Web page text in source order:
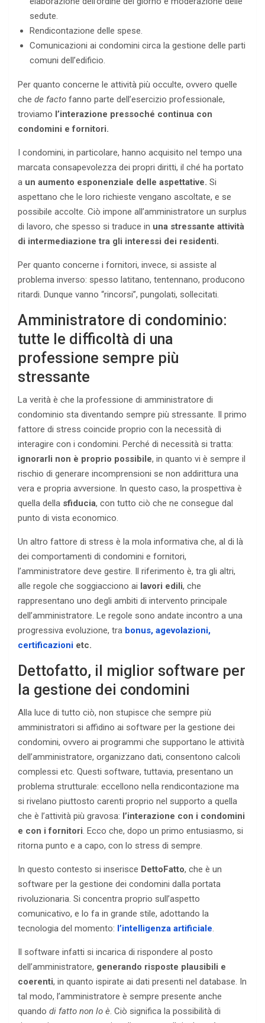
sedute.
Rendicontazione delle spese.
Comunicazioni ai condomini circa la gestione delle parti
comuni dell’edificio.
Per quanto concerne le attività più occulte, ovvero quelle
che de facto fanno parte dell’esercizio professionale,
troviamo l’interazione pressoché continua con
condomini e fornitori.
I condomini, in particolare, hanno acquisito nel tempo una
marcata consapevolezza dei propri diritti, il ché ha portato
a un aumento esponenziale delle aspettative. Si
aspettano che le loro richieste vengano ascoltate, e se
possibile accolte. Ciò impone all’amministratore un surplus
di lavoro, che spesso si traduce in una stressante attività
di intermediazione tra gli interessi dei residenti.
Per quanto concerne i fornitori, invece, si assiste al
problema inverso: spesso latitano, tentennano, producono
ritardi. Dunque vanno “rincorsi”, pungolati, sollecitati.
Amministratore di condominio:
tutte le difficoltà di una
professione sempre più
stressante
La verità è che la professione di amministratore di
condominio sta diventando sempre più stressante. Il primo
fattore di stress coincide proprio con la necessità di
interagire con i condomini. Perché di necessità si tratta:
ignorarli non è proprio possibile, in quanto vi è sempre il
rischio di generare incomprensioni se non addirittura una
vera e propria avversione. In questo caso, la prospettiva è
quella della sfiducia, con tutto ciò che ne consegue dal
punto di vista economico.
Un altro fattore di stress è la mola informativa che, al di là
dei comportamenti di condomini e fornitori,
l’amministratore deve gestire. Il riferimento è, tra gli altri,
alle regole che soggiacciono ai lavori edili, che
rappresentano uno degli ambiti di intervento principale
dell’amministratore. Le regole sono andate incontro a una
progressiva evoluzione, tra bonus, agevolazioni,
certificazioni etc.
Dettofatto, il miglior software per
la gestione dei condomini
Alla luce di tutto ciò, non stupisce che sempre più
amministratori si affidino ai software per la gestione dei
condomini, ovvero ai programmi che supportano le attività
dell’amministratore, organizzano dati, consentono calcoli
complessi etc. Questi software, tuttavia, presentano un
problema strutturale: eccellono nella rendicontazione ma
si rivelano piuttosto carenti proprio nel supporto a quella
che è l’attività più gravosa: l’interazione con i condomini
e con i fornitori. Ecco che, dopo un primo entusiasmo, si
ritorna punto e a capo, con lo stress di sempre.
In questo contesto si inserisce DettoFatto, che è un
software per la gestione dei condomini dalla portata
rivoluzionaria. Si concentra proprio sull’aspetto
comunicativo, e lo fa in grande stile, adottando la
tecnologia del momento: l’intelligenza artificiale.
Il software infatti si incarica di rispondere al posto
dell’amministratore, generando risposte plausibili e
coerenti, in quanto ispirate ai dati presenti nel database. In
tal modo, l’amministratore è sempre presente anche
quando di fatto non lo è. Ciò significa la possibilità di